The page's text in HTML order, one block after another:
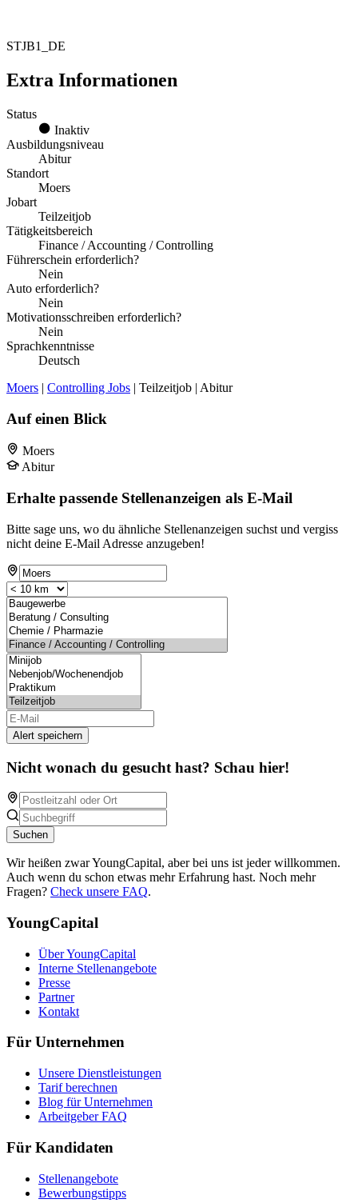
STJB1_DE
Extra Informationen
Status
Inaktiv
Ausbildungsniveau
Abitur
Standort
Moers
Jobart
Teilzeitjob
Tätigkeitsbereich
Finance / Accounting / Controlling
Führerschein erforderlich?
Nein
Auto erforderlich?
Nein
Motivationsschreiben erforderlich?
Nein
Sprachkenntnisse
Deutsch
Moers | Controlling Jobs | Teilzeitjob | Abitur
Auf einen Blick
Moers
Abitur
Erhalte passende Stellenanzeigen als E-Mail
Bitte sage uns, wo du ähnliche Stellenanzeigen suchst und vergiss
nicht deine E-Mail Adresse anzugeben!
Alert speichern
Nicht wonach du gesucht hast? Schau hier!
Suchen
Wir heißen zwar YoungCapital, aber bei uns ist jeder willkommen.
Auch wenn du schon etwas mehr Erfahrung hast. Noch mehr
Fragen? Check unsere FAQ.
YoungCapital
Über YoungCapital
Interne Stellenangebote
Presse
Partner
Kontakt
Für Unternehmen
Unsere Dienstleistungen
Tarif berechnen
Blog für Unternehmen
Arbeitgeber FAQ
Für Kandidaten
Stellenangebote
Bewerbungstipps